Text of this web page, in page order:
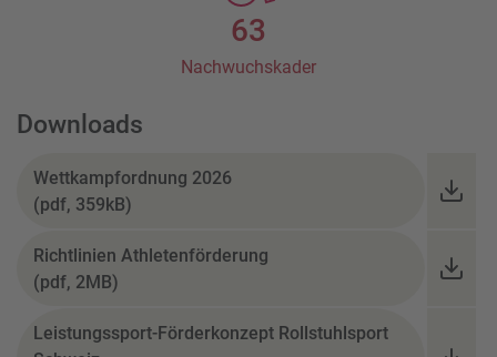
63
Nachwuchskader
Downloads
Wettkampfordnung 2026
(pdf, 359kB)
Richtlinien Athletenförderung
(pdf, 2MB)
Leistungssport-Förderkonzept Rollstuhlsport